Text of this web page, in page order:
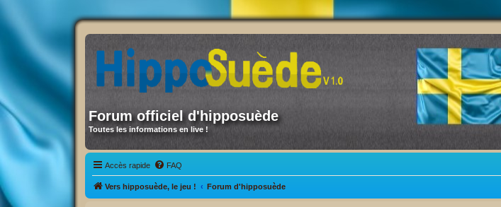
Forum officiel d'hipposuède
Toutes les informations en live !
Accès rapide FAQ
Vers hipposuède, le jeu ! Forum d'hipposuède